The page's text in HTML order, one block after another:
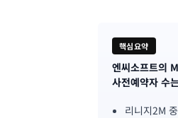
핵심요약
기
엔씨소프트의
사전예약자 수
리니지2M